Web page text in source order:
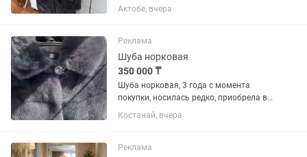
Актобе, вчера
Реклама
Шуба норковая
350 000 ₸
Шуба норковая, 3 года с момента
покупки, носилась редко, приобрела в
магазине «Метелица», качество
отличное, выглядит как новая!!!
расчет, скидка, продаю в связи с...
Костанай, вчера
Реклама